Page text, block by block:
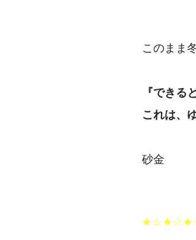
このまま
『できる
これは、
砂金